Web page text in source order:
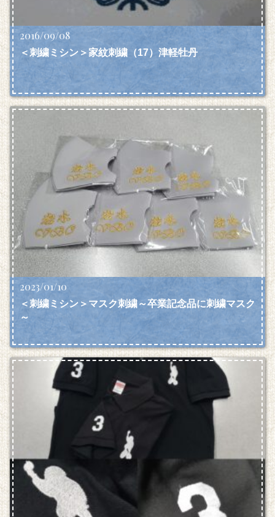
2016/09/08
＜刺繍ミシン＞家紋刺繍（17）津軽牡丹
2023/01/10
＜刺繍ミシン＞マスク刺繍～卒業記念品に刺繍マスク
～